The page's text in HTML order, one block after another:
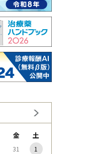
金 土
31
1